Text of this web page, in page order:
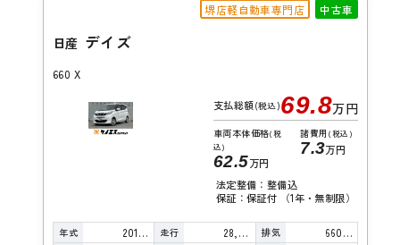
堺店軽自動車専門店 中古車
日産 デイズ
660 X
支払総額(税込)69.8万円
車両本体価格(税
込)
62.5万円
諸費用 (税込)
7.3万円
法定整備：整備込
保証：保証付 （1年・無制限）
年式 2019年 走行 28,000km 排気 660cc